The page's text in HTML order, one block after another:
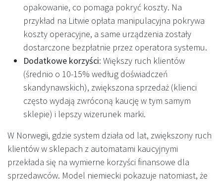
opakowanie, co pomaga pokryć koszty. Na
przykład na Litwie opłata manipulacyjna pokrywa
koszty operacyjne, a same urządzenia zostały
dostarczone bezpłatnie przez operatora systemu.
Dodatkowe korzyści: Większy ruch klientów
(średnio o 10-15% według doświadczeń
skandynawskich), zwiększona sprzedaż (klienci
często wydają zwróconą kaucję w tym samym
sklepie) i lepszy wizerunek marki.
W Norwegii, gdzie system działa od lat, zwiększony ruch
klientów w sklepach z automatami kaucyjnymi
przekłada się na wymierne korzyści finansowe dla
sprzedawców. Model niemiecki pokazuje natomiast, że